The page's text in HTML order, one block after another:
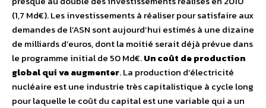
(1,7 Md€). Les investissements à réaliser pour satisfaire aux
demandes de l’ASN sont aujourd’hui estimés à une dizaine
de milliards d’euros, dont la moitié serait déjà prévue dans
le programme initial de 50 Md€.Un coût de production
global qui va augmenter. La production d’électricité
nucléaire est une industrie très capitalistique à cycle long
pour laquelle le coût du capital est une variable qui a un